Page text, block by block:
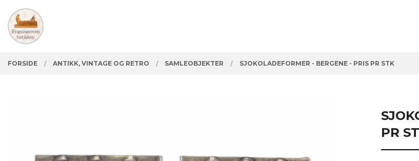
innholdet
PRODUKTER
Lukk
FORSIDE ANTIKK, VINTAGE OG RETRO SAMLEOBJEKTER SJOKOLADEFORMER - BERGENE - PRIS PR STK
PR